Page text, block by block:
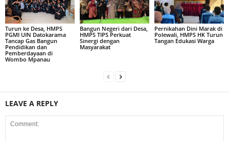
Turun ke Desa, HMPS
PGMI UIN Datokarama
Tancap Gas Bangun
Pendidikan dan
Pemberdayaan di
Wombo Mpanau
Bangun Negeri dari Desa,
HMPS TIPS Perkuat
Sinergi dengan
Masyarakat
Pernikahan Dini Marak di
Polewali, HMPS HK Turun
Tangan Edukasi Warga
LEAVE A REPLY